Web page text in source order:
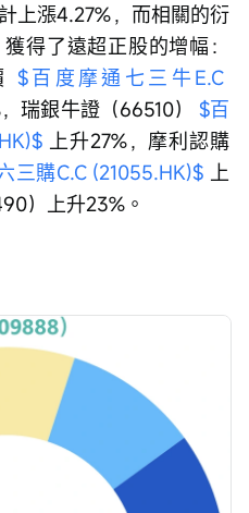
上漲4.27%，而相關的衍
得了遠超正股的增幅：
$百度摩通七三牛E.C
瑞銀牛證（66510） $百
上升27%，摩利認購
三購C.C (21055.HK)$ 上
）上升23%。